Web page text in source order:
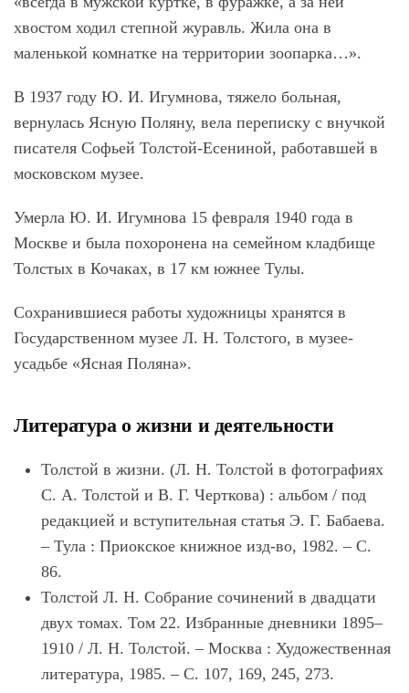
хвостом ходил степной журавль. Жила она в
маленькой комнатке на территории зоопарка…».
В 1937 году Ю. И. Игумнова, тяжело больная,
вернулась Ясную Поляну, вела переписку с внучкой
писателя Софьей Толстой-Есениной, работавшей в
московском музее.
Умерла Ю. И. Игумнова 15 февраля 1940 года в
Москве и была похоронена на семейном кладбище
Толстых в Кочаках, в 17 км южнее Тулы.
Сохранившиеся работы художницы хранятся в
Государственном музее Л. Н. Толстого, в музее-
усадьбе «Ясная Поляна».
Литература о жизни и деятельности
Толстой в жизни. (Л. Н. Толстой в фотографиях
С. А. Толстой и В. Г. Черткова) : альбом / под
редакцией и вступительная статья Э. Г. Бабаева.
– Тула : Приокское книжное изд-во, 1982. – С.
86.
Толстой Л. Н. Собрание сочинений в двадцати
двух томах. Том 22. Избранные дневники 1895–
1910 / Л. Н. Толстой. – Москва : Художественная
литература, 1985. – С. 107, 169, 245, 273.